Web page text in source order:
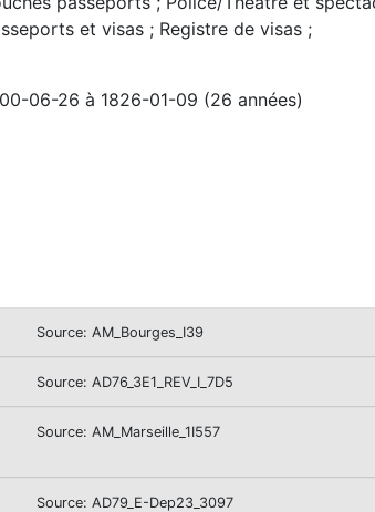
et visas ; Registre de visas ;
06-26 à 1826-01-09 (26 années)
Source: AM_Bourges_I39
Source: AD76_3E1_REV_I_7D5
Source: AM_Marseille_1I557
Source: AD79_E-Dep23_3097